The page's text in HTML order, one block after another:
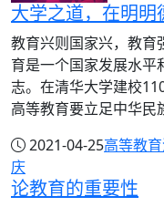
教育兴则国家兴，教育
育是一个国家发展水平
志。在清华大学建校
高等教育要立足中华民
2021-04-25高等教育
庆
论教育的重要性